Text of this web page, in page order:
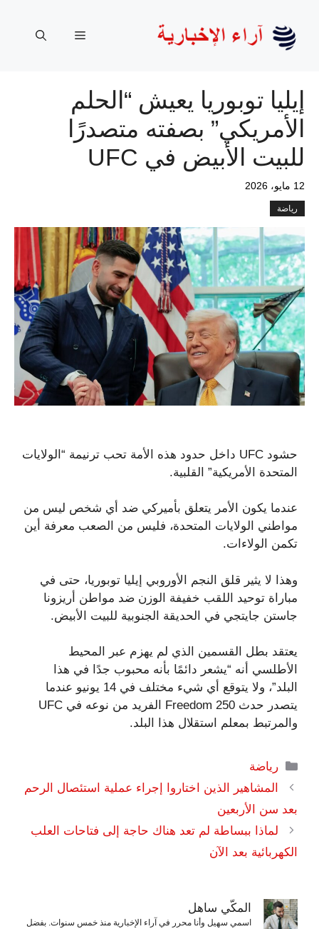
المحتوى
القائمة
إيليا توبوريا يعيش “الحلم
الأمريكي” بصفته متصدرًا
للبيت الأبيض في UFC
12 مايو، 2026
رياضة
حشود UFC داخل حدود هذه الأمة تحب ترنيمة “الولايات
المتحدة الأمريكية” القلبية.
عندما يكون الأمر يتعلق بأميركي ضد أي شخص ليس من
مواطني الولايات المتحدة، فليس من الصعب معرفة أين
تكمن الولاءات.
وهذا لا يثير قلق النجم الأوروبي إيليا توبوريا، حتى في
مباراة توحيد اللقب خفيفة الوزن ضد مواطن أريزونا
جاستن جايتجي في الحديقة الجنوبية للبيت الأبيض.
يعتقد بطل القسمين الذي لم يهزم عبر المحيط
الأطلسي أنه “يشعر دائمًا بأنه محبوب جدًا في هذا
البلد”، ولا يتوقع أي شيء مختلف في 14 يونيو عندما
يتصدر حدث Freedom 250 الفريد من نوعه في UFC
والمرتبط بمعلم استقلال هذا البلد.
التصنيفات
رياضة
المشاهير الذين اختاروا إجراء عملية استئصال الرحم
بعد سن الأربعين
لماذا ببساطة لم تعد هناك حاجة إلى فتاحات العلب
الكهربائية بعد الآن
المكّي ساهل
اسمي سهيل وأنا محرر في آراء الإخبارية منذ خمس سنوات. بفضل